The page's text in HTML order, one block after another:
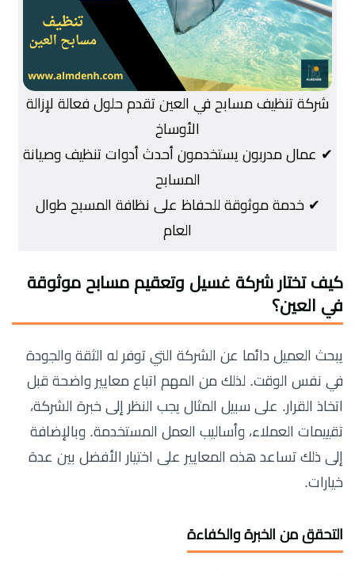
شركة تنظيف مسابح في العين تقدم حلول فعالة لإزالة
الأوساخ
✔ عمال مدربون يستخدمون أحدث أدوات تنظيف وصيانة
المسابح
✔ خدمة موثوقة للحفاظ على نظافة المسبح طوال
العام
كيف تختار شركة غسيل وتعقيم مسابح موثوقة
في العين؟
يبحث العميل دائما عن الشركة التي توفر له الثقة والجودة
في نفس الوقت. لذلك من المهم اتباع معايير واضحة قبل
اتخاذ القرار. على سبيل المثال يجب النظر إلى خبرة الشركة،
تقييمات العملاء، وأساليب العمل المستخدمة. وبالإضافة
إلى ذلك تساعد هذه المعايير على اختيار الأفضل بين عدة
خيارات.
التحقق من الخبرة والكفاءة